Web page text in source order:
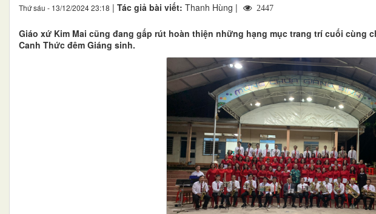
Thứ sáu - 13/12/2024 23:18 | Tác giả bài viết: Thanh Hùng | 2447
Giáo xứ Kim Mai cũng đang gấp rút hoàn thiện những hạng mục trang trí cuối cùng
Canh Thức đêm Giáng sinh.